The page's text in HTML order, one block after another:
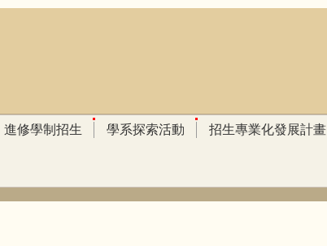
進修學制招生 學系探索活動 招生專業化發展計畫